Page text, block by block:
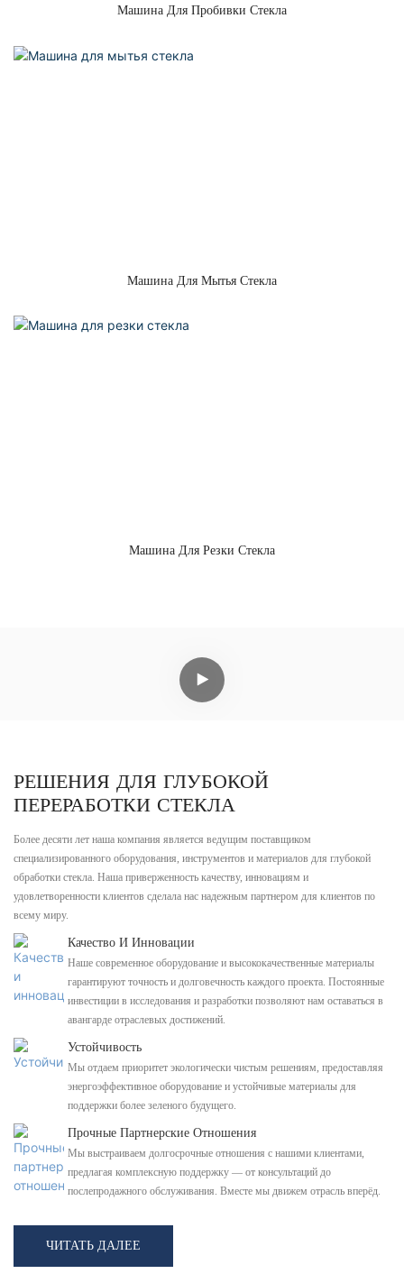
Машина Для Пробивки Стекла
Машина Для Мытья Стекла
Машина Для Резки Стекла
РЕШЕНИЯ ДЛЯ ГЛУБОКОЙ
ПЕРЕРАБОТКИ СТЕКЛА
Более десяти лет наша компания является ведущим поставщиком
специализированного оборудования, инструментов и материалов для глубокой
обработки стекла. Наша приверженность качеству, инновациям и
удовлетворенности клиентов сделала нас надежным партнером для клиентов по
всему миру.
Качество И Инновации
Наше современное оборудование и высококачественные материалы
гарантируют точность и долговечность каждого проекта. Постоянные
инвестиции в исследования и разработки позволяют нам оставаться в
авангарде отраслевых достижений.
Устойчивость
Мы отдаем приоритет экологически чистым решениям, предоставляя
энергоэффективное оборудование и устойчивые материалы для
поддержки более зеленого будущего.
Прочные Партнерские Отношения
Мы выстраиваем долгосрочные отношения с нашими клиентами,
предлагая комплексную поддержку — от консультаций до
послепродажного обслуживания. Вместе мы движем отрасль вперёд.
ЧИТАТЬ ДАЛЕЕ